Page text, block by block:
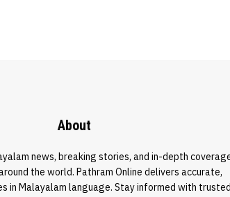
About
news, breaking stories, and in-depth
the world. Pathram Online delivers accurate,
in Malayalam language. Stay informed with